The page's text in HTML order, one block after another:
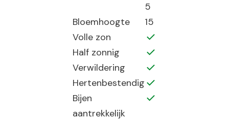
5
Bloemhoogte
15
Volle zon
Half zonnig
Verwildering
Hertenbestendig
Bijen
aantrekkelijk